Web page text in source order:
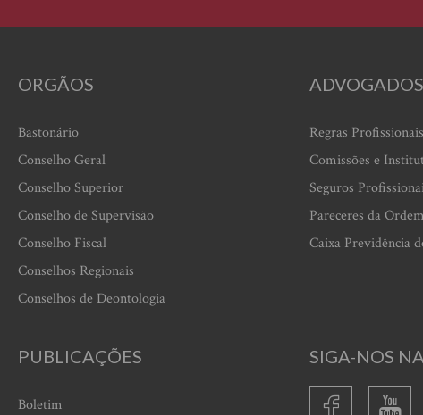
ORGÃOS
Bastonário
Conselho Geral
Conselho Superior
Conselho de Supervisão
Conselho Fiscal
Conselhos Regionais
Conselhos de Deontologia
ADVOGADOS
Regras Profissionais
Comissões e
Seguros
Pareceres da Ordem
Caixa Previdência
PUBLICAÇÕES
Boletim
SIGA-NOS